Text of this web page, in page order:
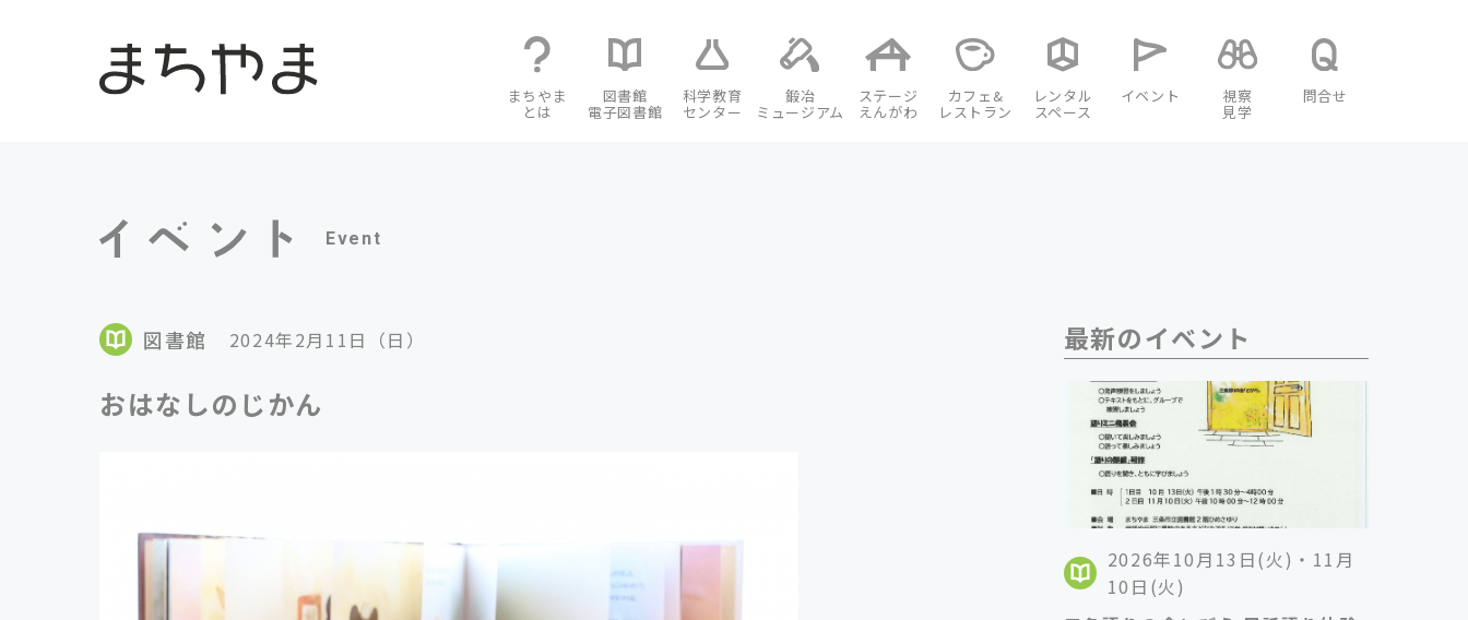
まちやま
とは
図書館
電子図書館
科学教育
センター
鍛冶
ミュージアム
ステージ
えんがわ
カフェ&
レストラン
レンタル
スペース
イベント 視察
見学
問合せ
Event
図書館 2024年2月11日（日）
おはなしのじかん
最新のイベント
2026年10月13日(火)・11月
10日(火)